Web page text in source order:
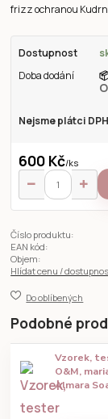
frizz ochranou
Dostupnost
Doba dodání
Nejsme plátci DPH
600 Kč/ks
Číslo produktu:
EAN kód:
Objem:
Hlídat cenu /
Do oblíbených
Podobné
Vzorek,
O&M,
Almara